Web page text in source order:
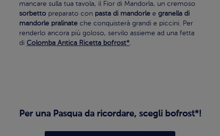
mancare sulla tua tavola, il Fior di Mandorla, un cremoso
sorbetto preparato con pasta di mandorle e granella di
mandorle pralinate che conquisterà grandi e piccini. Per
renderlo ancora più goloso, servilo assieme ad una fetta
di Colomba Antica Ricetta bofrost*.
Per una Pasqua da ricordare, scegli bofrost*!